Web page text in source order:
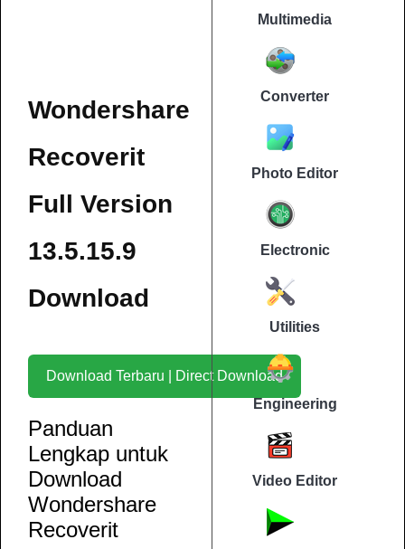
Wondershare
Recoverit
Full Version
13.5.15.9
Download
Download Terbaru | Direct Download
Panduan
Lengkap untuk
Download
Wondershare
Recoverit
Multimedia
Converter
Photo Editor
Electronic
Utilities
Engineering
Video Editor